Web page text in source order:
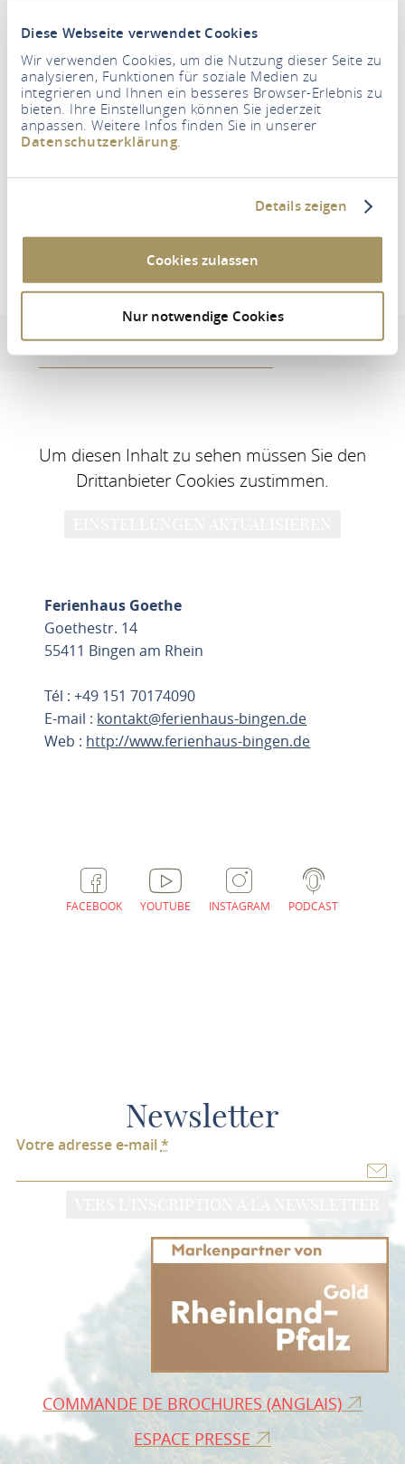
Diese Webseite verwendet Cookies
Wir verwenden Cookies, um die Nutzung dieser Seite zu
analysieren, Funktionen für soziale Medien zu
integrieren und Ihnen ein besseres Browser-Erlebnis zu
bieten. Ihre Einstellungen können Sie jederzeit
anpassen. Weitere Infos finden Sie in unserer
Datenschutzerklärung
Details zeigen
Cookies zulassen
Nur notwendige Cookies
Période
2 Adultes
RECHERCHER UN LOGEMENT
Adresse et informations de contact Equipements et
Um diesen Inhalt zu sehen müssen Sie den
Drittanbieter Cookies zustimmen.
Ferienhaus Goethe
Goethestr. 14
55411 Bingen am Rhein
Tél : +49 151 70174090
E-mail : kontakt@ferienhaus-bingen.de
Web : http://www.ferienhaus-bingen.de
FACEBOOK YOUTUBE INSTAGRAM PODCAST
Newsletter
Votre adresse e-mail*
COMMANDE DE BROCHURES (ANGLAIS)
ESPACE PRESSE